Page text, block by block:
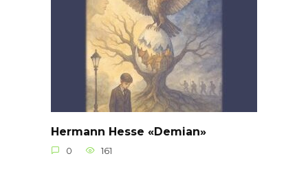
Hermann Hesse «Demian»
0 161